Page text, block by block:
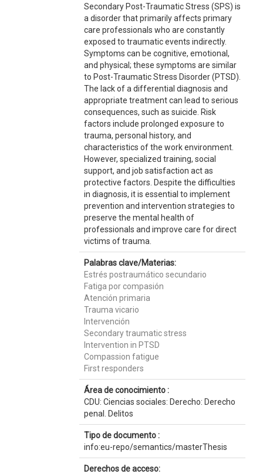
Secondary Post-Traumatic Stress (SPS) is
a disorder that primarily affects primary
care professionals who are constantly
exposed to traumatic events indirectly.
Symptoms can be cognitive, emotional,
and physical; these symptoms are similar
to Post-Traumatic Stress Disorder (PTSD).
The lack of a differential diagnosis and
appropriate treatment can lead to serious
consequences, such as suicide. Risk
factors include prolonged exposure to
trauma, personal history, and
characteristics of the work environment.
However, specialized training, social
support, and job satisfaction act as
protective factors. Despite the difficulties
in diagnosis, it is essential to implement
prevention and intervention strategies to
preserve the mental health of
professionals and improve care for direct
victims of trauma.
Palabras clave/Materias:
Estrés postraumático secundario
Fatiga por compasión
Atención primaria
Trauma vicario
Intervención
Secondary traumatic stress
Intervention in PTSD
Compassion fatigue
First responders
Área de conocimiento :
CDU: Ciencias sociales: Derecho: Derecho
penal. Delitos
Tipo de documento :
info:eu-repo/semantics/masterThesis
Derechos de acceso: